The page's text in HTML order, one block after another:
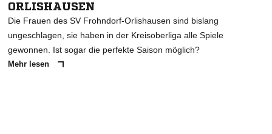
ORLISHAUSEN
Die Frauen des SV Frohndorf-Orlishausen sind bislang
ungeschlagen, sie haben in der Kreisoberliga alle Spiele
gewonnen. Ist sogar die perfekte Saison möglich?
Mehr lesen